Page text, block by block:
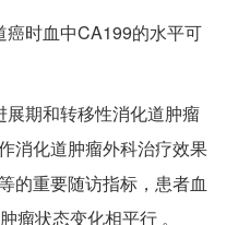
时血中CA199的水平可
期和转移性消化道肿瘤
消化道肿瘤外科治疗效果
的重要随访指标，患者血
瘤状态变化相平行 。